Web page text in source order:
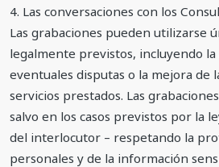
4. Las conversaciones con los
Las grabaciones pueden utilizarse
legalmente previstos, incluyendo la
eventuales disputas o la mejora de
servicios prestados. Las
salvo en los casos previstos por la
del interlocutor – respetando la
personales y de la información